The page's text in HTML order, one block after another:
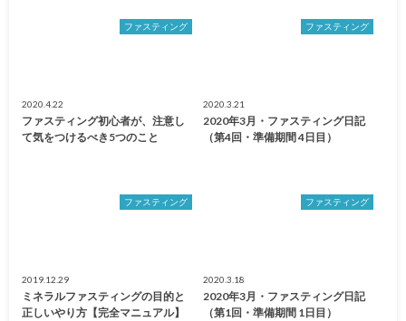
ファスティング
2020.4.22
ファスティング初心者が、注意し
て気をつけるべき5つのこと
ファスティング
2020.3.21
2020年3月・ファスティング日記
（第4回・準備期間 4日目）
ファスティング
2019.12.29
ミネラルファスティングの目的と
正しいやり方【完全マニュアル】
ファスティング
2020.3.18
2020年3月・ファスティング日記
（第1回・準備期間 1日目）